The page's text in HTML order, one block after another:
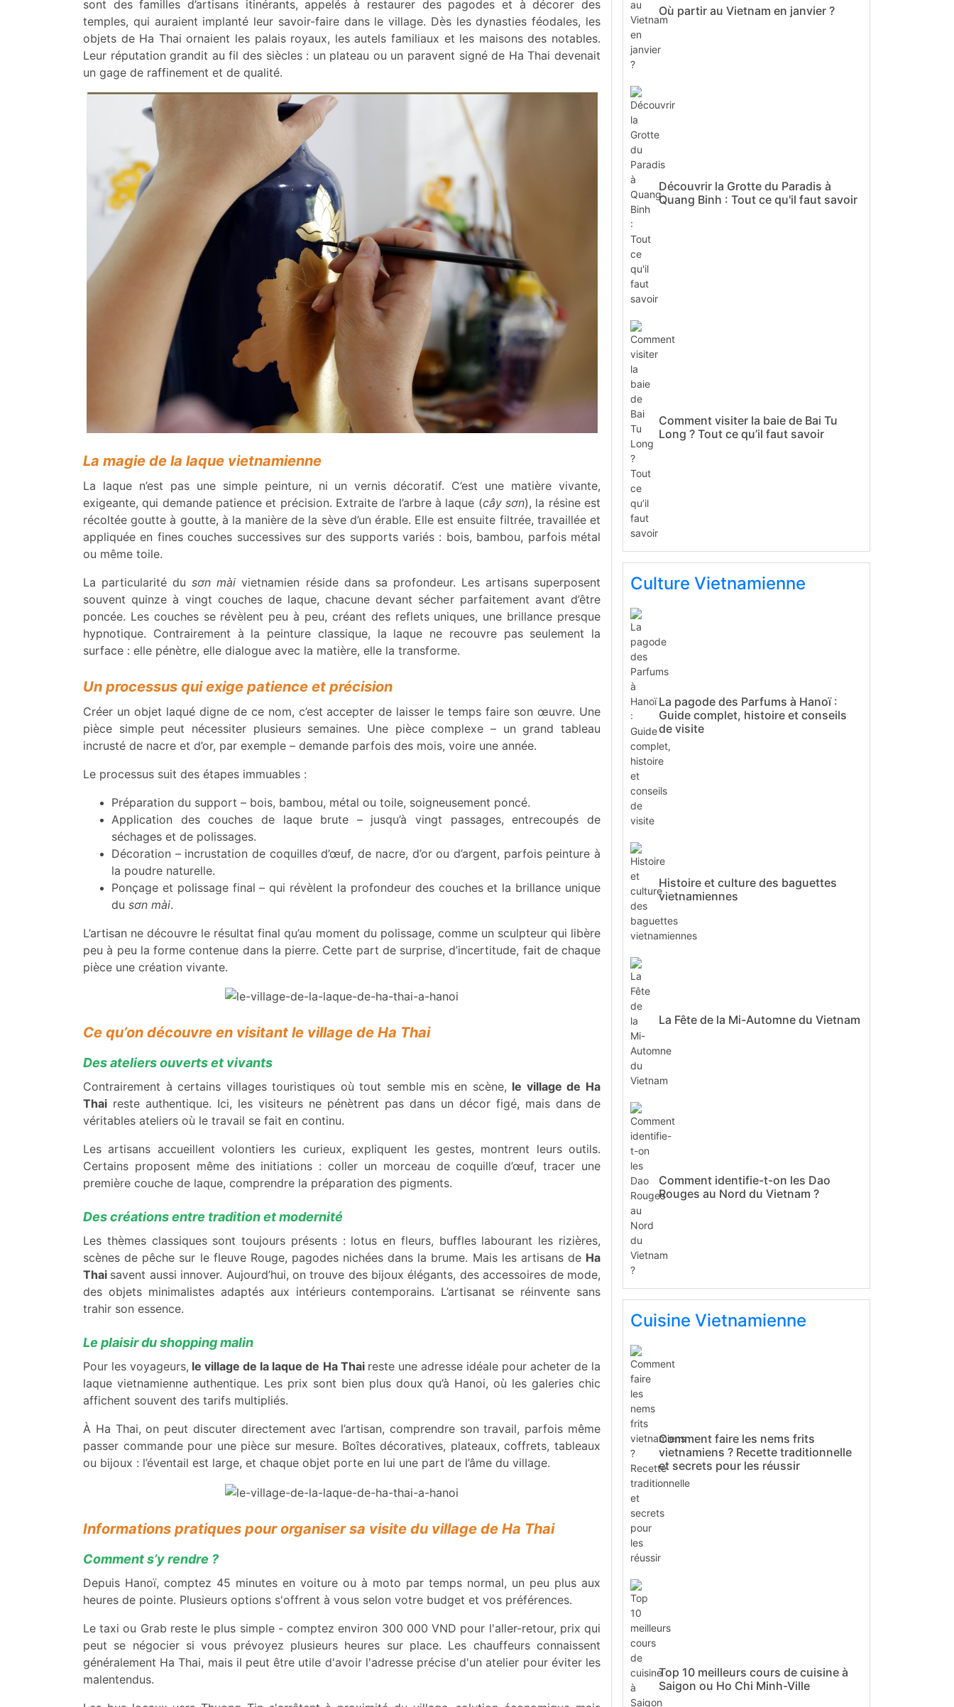
sont des familles d’artisans itinérants, appelés à restaurer des pagodes et à décorer des
temples, qui auraient implanté leur savoir-faire dans le village. Dès les dynasties féodales, les
objets de Ha Thai ornaient les palais royaux, les autels familiaux et les maisons des notables.
Leur réputation grandit au fil des siècles : un plateau ou un paravent signé de Ha Thai devenait
un gage de raffinement et de qualité.
La magie de la laque vietnamienne
La laque n’est pas une simple peinture, ni un vernis décoratif. C’est une matière vivante,
exigeante, qui demande patience et précision. Extraite de l’arbre à laque (cây sơn), la résine est
récoltée goutte à goutte, à la manière de la sève d’un érable. Elle est ensuite filtrée, travaillée et
appliquée en fines couches successives sur des supports variés : bois, bambou, parfois métal
ou même toile.
La particularité dusơn mài vietnamien réside dans sa profondeur. Les artisans superposent
souvent quinze à vingt couches de laque, chacune devant sécher parfaitement avant d’être
poncée. Les couches se révèlent peu à peu, créant des reflets uniques, une brillance presque
hypnotique. Contrairement à la peinture classique, la laque ne recouvre pas seulement la
surface : elle pénètre, elle dialogue avec la matière, elle la transforme.
Un processus qui exige patience et précision
Créer un objet laqué digne de ce nom, c’est accepter de laisser le temps faire son œuvre. Une
pièce simple peut nécessiter plusieurs semaines. Une pièce complexe – un grand tableau
incrusté de nacre et d’or, par exemple – demande parfois des mois, voire une année.
Le processus suit des étapes immuables :
Préparation du support – bois, bambou, métal ou toile, soigneusement poncé.
Application des couches de laque brute – jusqu’à vingt passages, entrecoupés de
séchages et de polissages.
Décoration – incrustation de coquilles d’œuf, de nacre, d’or ou d’argent, parfois peinture à
la poudre naturelle.
Ponçage et polissage final – qui révèlent la profondeur des couches et la brillance unique
du sơn mài.
L’artisan ne découvre le résultat final qu’au moment du polissage, comme un sculpteur qui libère
peu à peu la forme contenue dans la pierre. Cette part de surprise, d’incertitude, fait de chaque
pièce une création vivante.
Ce qu’on découvre en visitant le village de Ha Thai
Des ateliers ouverts et vivants
Contrairement à certains villages touristiques où tout semble mis en scène, le village de Ha
Thai reste authentique. Ici, les visiteurs ne pénètrent pas dans un décor figé, mais dans de
véritables ateliers où le travail se fait en continu.
Les artisans accueillent volontiers les curieux, expliquent les gestes, montrent leurs outils.
Certains proposent même des initiations : coller un morceau de coquille d’œuf, tracer une
première couche de laque, comprendre la préparation des pigments.
Des créations entre tradition et modernité
Les thèmes classiques sont toujours présents : lotus en fleurs, buffles labourant les rizières,
scènes de pêche sur le fleuve Rouge, pagodes nichées dans la brume. Mais les artisans de Ha
Thai savent aussi innover. Aujourd’hui, on trouve des bijoux élégants, des accessoires de mode,
des objets minimalistes adaptés aux intérieurs contemporains. L’artisanat se réinvente sans
trahir son essence.
Le plaisir du shopping malin
Pour les voyageurs, le village de la laque de Ha Thai reste une adresse idéale pour acheter de la
laque vietnamienne authentique. Les prix sont bien plus doux qu’à Hanoi, où les galeries chic
affichent souvent des tarifs multipliés.
À Ha Thai, on peut discuter directement avec l’artisan, comprendre son travail, parfois même
passer commande pour une pièce sur mesure. Boîtes décoratives, plateaux, coffrets, tableaux
ou bijoux : l’éventail est large, et chaque objet porte en lui une part de l’âme du village.
Informations pratiques pour organiser sa visite du village de Ha Thai
Comment s’y rendre ?
Depuis Hanoï, comptez 45 minutes en voiture ou à moto par temps normal, un peu plus aux
heures de pointe. Plusieurs options s'offrent à vous selon votre budget et vos préférences.
Le taxi ou Grab reste le plus simple - comptez environ 300 000 VND pour l'aller-retour, prix qui
peut se négocier si vous prévoyez plusieurs heures sur place. Les chauffeurs connaissent
généralement Ha Thai, mais il peut être utile d'avoir l'adresse précise d'un atelier pour éviter les
malentendus.
Où partir au Vietnam en janvier ?
Découvrir la Grotte du Paradis à
Quang Binh : Tout ce qu'il faut savoir
Comment visiter la baie de Bai Tu
Long ? Tout ce qu’il faut savoir
Culture Vietnamienne
La pagode des Parfums à Hanoï :
Guide complet, histoire et conseils
de visite
Histoire et culture des baguettes
vietnamiennes
La Fête de la Mi-Automne du Vietnam
Comment identifie-t-on les Dao
Rouges au Nord du Vietnam ?
Cuisine Vietnamienne
Comment faire les nems frits
vietnamiens ? Recette traditionnelle
et secrets pour les réussir
Top 10 meilleurs cours de cuisine à
Saigon ou Ho Chi Minh-Ville